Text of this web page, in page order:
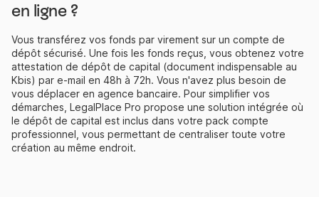
en ligne ?
Vous transférez vos fonds par virement sur un compte de
dépôt sécurisé. Une fois les fonds reçus, vous obtenez votre
attestation de dépôt de capital (document indispensable au
Kbis) par e-mail en 48h à 72h. Vous n'avez plus besoin de
vous déplacer en agence bancaire. Pour simplifier vos
démarches, LegalPlace Pro propose une solution intégrée où
le dépôt de capital est inclus dans votre pack compte
professionnel, vous permettant de centraliser toute votre
création au même endroit.